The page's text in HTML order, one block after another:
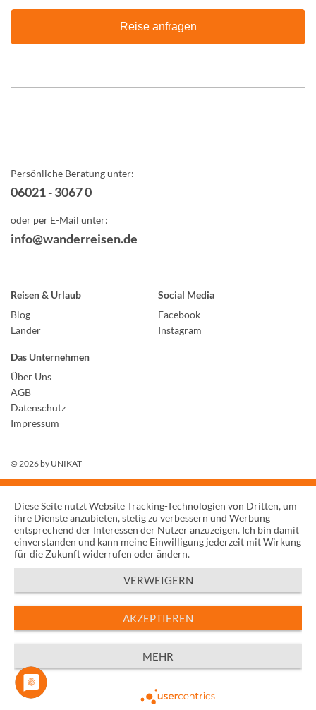
Reise anfragen
Persönliche Beratung unter:
06021 - 3067 0
oder per E-Mail unter:
info@wanderreisen.de
Reisen & Urlaub
Blog
Länder
Social Media
Facebook
Instagram
Das Unternehmen
Über Uns
AGB
Datenschutz
Impressum
© 2026 by UNIKAT
Diese Seite nutzt Website Tracking-Technologien von Dritten, um
ihre Dienste anzubieten, stetig zu verbessern und Werbung
entsprechend der Interessen der Nutzer anzuzeigen. Ich bin damit
einverstanden und kann meine Einwilligung jederzeit mit Wirkung
für die Zukunft widerrufen oder ändern.
VERWEIGERN
AKZEPTIEREN
MEHR